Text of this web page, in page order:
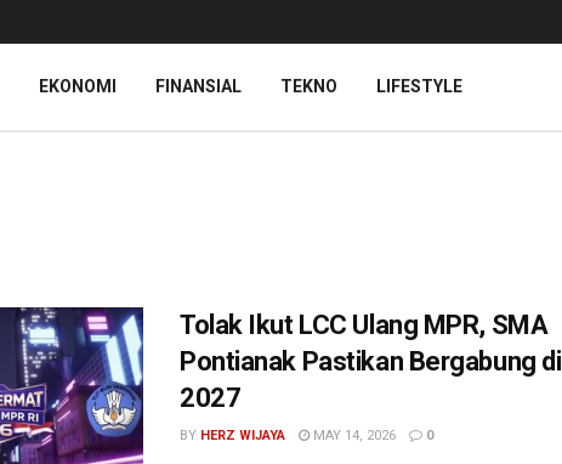
EKONOMI FINANSIAL TEKNO LIFESTYLE
Tolak Ikut LCC Ulang MPR, SMA
Pontianak Pastikan Bergabung di
2027
BY HERZ WIJAYA MAY 14, 2026 0